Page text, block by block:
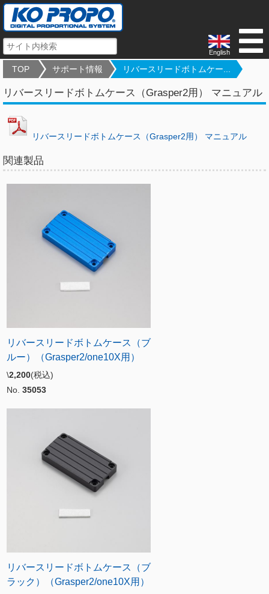
English
TOP サポート情報 リバースリードボトムケー...
リバースリードボトムケース（Grasper2用） マニュアル
リバースリードボトムケース（Grasper2用） マニュアル
関連製品
リバースリードボトムケース（ブ
ルー）（Grasper2/one10X用）
\2,200(税込)
No. 35053
リバースリードボトムケース（ブ
ラック）（Grasper2/one10X用）